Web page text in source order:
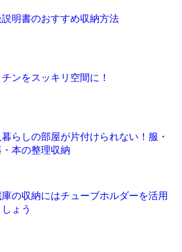
明書のおすすめ収納方法
ンをスッキリ空間に！
らしの部屋が片付けられない！服・
本の整理収納
の収納にはチューブホルダーを活用
ょう